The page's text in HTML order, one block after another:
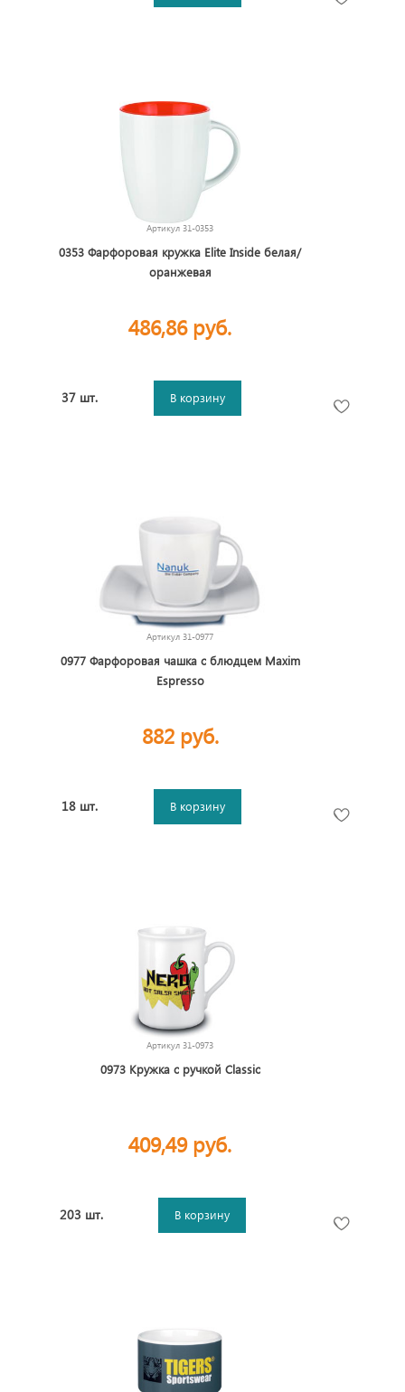
Артикул 31-0353
0353 Фарфоровая кружка Elite Inside белая/
оранжевая
486,86 руб.
37 шт. В корзину
Артикул 31-0977
0977 Фарфоровая чашка с блюдцем Maxim
Espresso
882 руб.
18 шт. В корзину
Артикул 31-0973
0973 Кружка с ручкой Classic
409,49 руб.
203 шт. В корзину